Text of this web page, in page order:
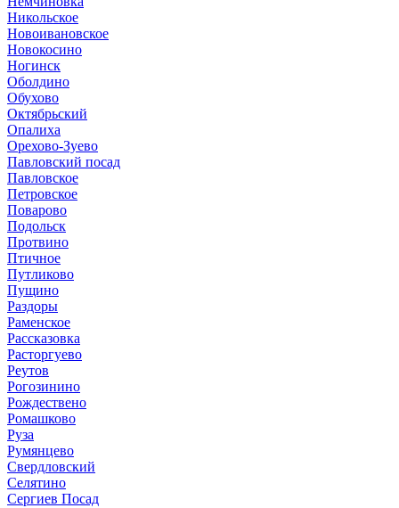
Никольское
Новоивановское
Новокосино
Ногинск
Оболдино
Обухово
Октябрьский
Опалиха
Орехово-Зуево
Павловский посад
Павловское
Петровское
Поварово
Подольск
Протвино
Птичное
Путликово
Пущино
Раздоры
Раменское
Рассказовка
Расторгуево
Реутов
Рогозинино
Рождествено
Ромашково
Руза
Румянцево
Свердловский
Селятино
Сергиев Посад